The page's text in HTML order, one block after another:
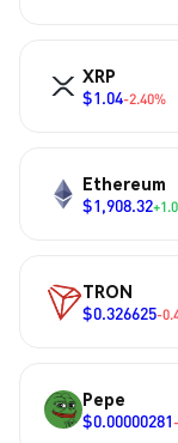
XRP
$1.04-2.40%
Ethereum
$1,908.32
TRON
$0.326625-
Pepe
$0.00000281